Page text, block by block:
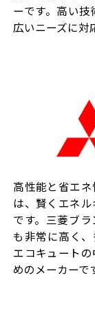
ーです。高い
広いニーズに対
高性能と省エ
は、賢くエネ
です。三菱ブ
も非常に高く、
エコキュート
めのメーカーで